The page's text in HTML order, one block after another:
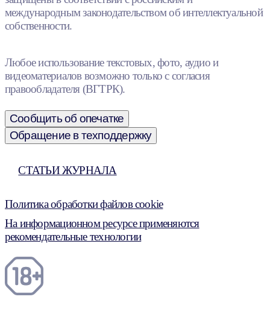
международным законодательством об интеллектуальной
собственности.
Любое использование текстовых, фото, аудио и
видеоматериалов возможно только с согласия
правообладателя (ВГТРК).
Сообщить об опечатке
Обращение в техподдержку
СТАТЬИ ЖУРНАЛА
Политика обработки файлов cookie
На информационном ресурсе применяются
рекомендательные технологии